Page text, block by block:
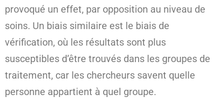
provoqué un effet, par opposition au niveau de
soins. Un biais similaire est le biais de
vérification, où les résultats sont plus
susceptibles d’être trouvés dans les groupes de
traitement, car les chercheurs savent quelle
personne appartient à quel groupe.